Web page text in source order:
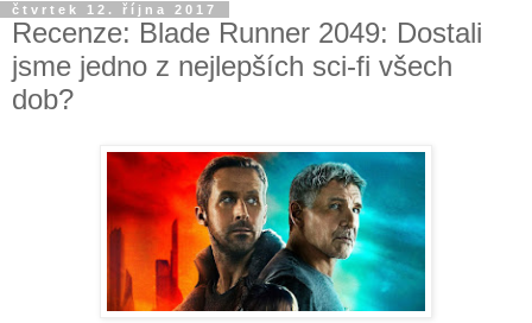
čtvrtek 12. října 2017
Recenze: Blade Runner 2049: Dostali
jsme jedno z nejlepších sci-fi všech
dob?